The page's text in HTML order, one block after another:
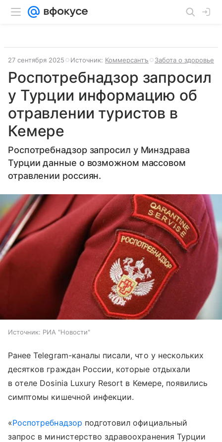
27 сентября 2025 Источник: Коммерсантъ Забота о здоровье
Роспотребнадзор запросил
у Турции информацию об
отравлении туристов в
Кемере
Роспотребнадзор запросил у Минздрава
Турции данные о возможном массовом
отравлении россиян.
Источник: РИА "Новости"
Ранее Telegram-каналы писали, что у нескольких
десятков граждан России, которые отдыхали
в отеле Dosinia Luxury Resort в Кемере, появились
симптомы кишечной инфекции.
«Роспотребнадзор подготовил официальный
запрос в министерство здравоохранения Турции